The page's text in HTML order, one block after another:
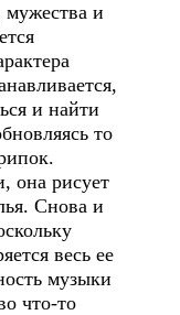
и
и найти
то
она рисует
Снова и
весь ее
музыки
что-то